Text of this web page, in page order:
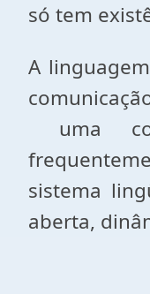
só tem
A
uma
sistema
aberta,